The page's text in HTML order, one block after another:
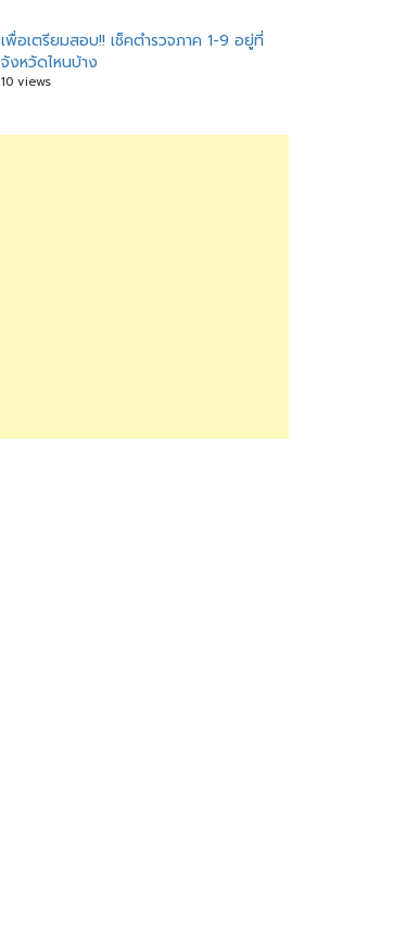
เพื่อเตรียมสอบ!! เช็คตำรวจภาค 1-9 อยู่ที่
จังหวัดไหนบ้าง
10 views